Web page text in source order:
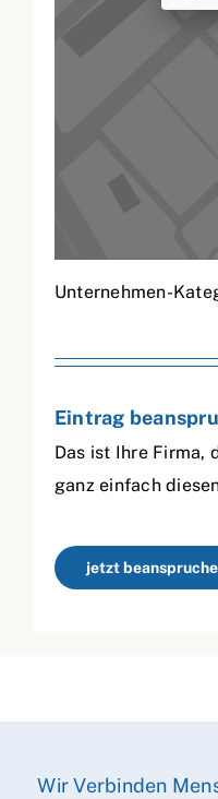
Unternehmen-
Eintrag
Das ist Ihre Firma,
ganz einfach
jetzt
Wir Verbinden